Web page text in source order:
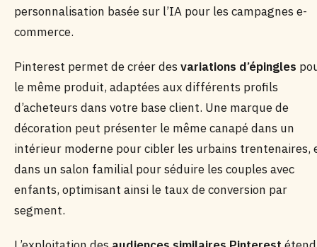
personnalisation basée sur l’IA pour les campagnes e-
commerce.
Pinterest permet de créer des variations d’épingles
le même produit, adaptées aux différents profils
d’acheteurs dans votre base client. Une marque de
décoration peut présenter le même canapé dans un
intérieur moderne pour cibler les urbains trentenaires,
dans un salon familial pour séduire les couples avec
enfants, optimisant ainsi le taux de conversion par
segment.